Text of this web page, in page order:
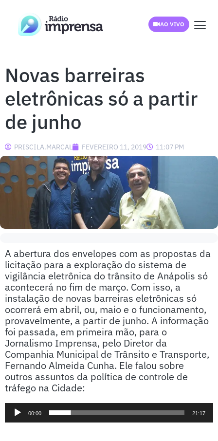
AO VIVO
Novas barreiras
eletrônicas só a partir
de junho
PRISCILA.MARCAL FEVEREIRO 11, 2019 11:07 PM
A abertura dos envelopes com as propostas da
licitação para a exploração do sistema de
vigilância eletrônica do trânsito de Anápolis só
acontecerá no fim de março. Com isso, a
instalação de novas barreiras eletrônicas só
ocorrerá em abril, ou, maio e o funcionamento,
provavelmente, a partir de junho. A informação
foi passada, em primeira mão, para o
Jornalismo Imprensa, pelo Diretor da
Companhia Municipal de Trânsito e Transporte,
Fernando Almeida Cunha. Ele falou sobre
outros assuntos da política de controle de
tráfego na Cidade:
Tocador
de
00:00 21:17